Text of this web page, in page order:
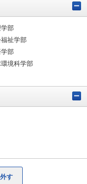
部
祉学部
部
境科学部
す